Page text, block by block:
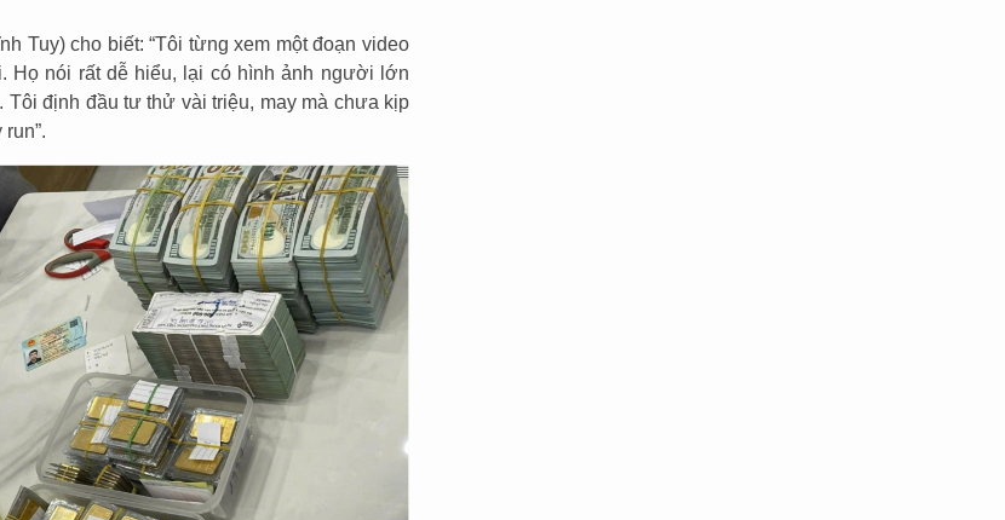
Tuy) cho biết: “Tôi từng xem một đoạn video
Họ nói rất dễ hiểu, lại có hình ảnh người lớn
Tôi định đầu tư thử vài triệu, may mà chưa kịp